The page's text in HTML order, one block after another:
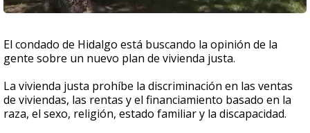
El condado de Hidalgo está buscando la opinión de la
gente sobre un nuevo plan de vivienda justa.
La vivienda justa prohíbe la discriminación en las ventas
de viviendas, las rentas y el financiamiento basado en la
raza, el sexo, religión, estado familiar y la discapacidad.